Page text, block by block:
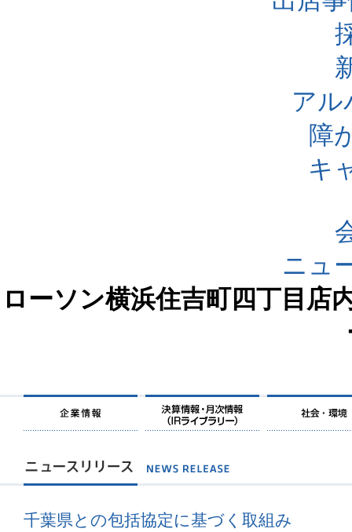
アル
障
キ
ニュ
ローソン横浜住吉町四丁目店
千葉県との包括協定に基づく取組み